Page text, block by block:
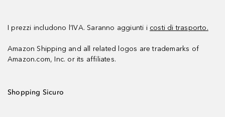
I prezzi includono l’IVA. Saranno aggiunti i costi di trasporto.
Amazon Shipping and all related logos are trademarks of
Amazon.com, Inc. or its affiliates.
Shopping Sicuro